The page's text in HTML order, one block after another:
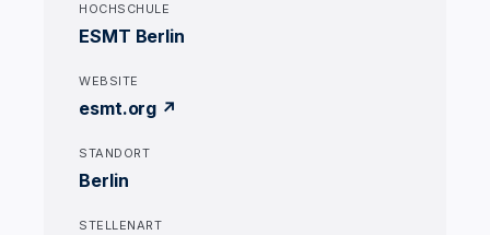
HOCHSCHULE
ESMT Berlin
WEBSITE
esmt.org ↗
STANDORT
Berlin
STELLENART